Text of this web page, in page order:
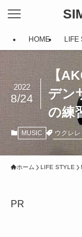
HOME LIFE
【
デン
の練
2022
8/24
MUSIC ウクレレ
ホーム LIFE STYLE
PR